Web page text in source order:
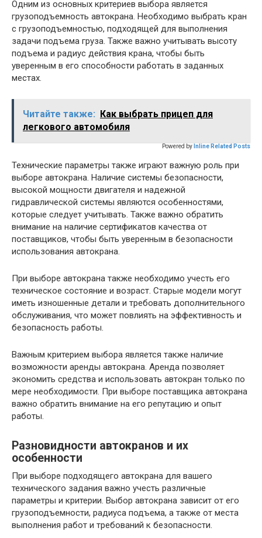
Одним из основных критериев выбора является
грузоподъемность автокрана. Необходимо выбрать кран
с грузоподъемностью, подходящей для выполнения
задачи подъема груза. Также важно учитывать высоту
подъема и радиус действия крана, чтобы быть
уверенным в его способности работать в заданных
местах.
Читайте также: Как выбрать прицеп для
легкового автомобиля
Powered by Inline Related Posts
Технические параметры также играют важную роль при
выборе автокрана. Наличие системы безопасности,
высокой мощности двигателя и надежной
гидравлической системы являются особенностями,
которые следует учитывать. Также важно обратить
внимание на наличие сертификатов качества от
поставщиков, чтобы быть уверенным в безопасности
использования автокрана.
При выборе автокрана также необходимо учесть его
техническое состояние и возраст. Старые модели могут
иметь изношенные детали и требовать дополнительного
обслуживания, что может повлиять на эффективность и
безопасность работы.
Важным критерием выбора является также наличие
возможности аренды автокрана. Аренда позволяет
экономить средства и использовать автокран только по
мере необходимости. При выборе поставщика автокрана
важно обратить внимание на его репутацию и опыт
работы.
Разновидности автокранов и их
особенности
При выборе подходящего автокрана для вашего
технического задания важно учесть различные
параметры и критерии. Выбор автокрана зависит от его
грузоподъемности, радиуса подъема, а также от места
выполнения работ и требований к безопасности.